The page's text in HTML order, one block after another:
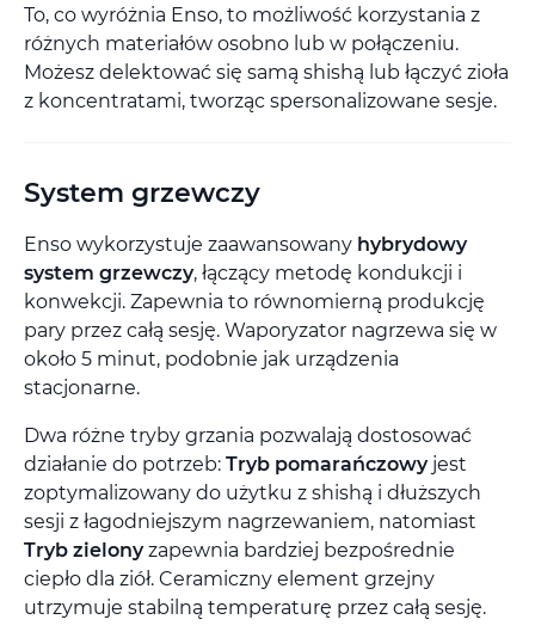
To, co wyróżnia Enso, to możliwość korzystania z
różnych materiałów osobno lub w połączeniu.
Możesz delektować się samą shishą lub łączyć zioła
z koncentratami, tworząc spersonalizowane sesje.
System grzewczy
Enso wykorzystuje zaawansowany hybrydowy
system grzewczy, łączący metodę kondukcji i
konwekcji. Zapewnia to równomierną produkcję
pary przez całą sesję. Waporyzator nagrzewa się w
około 5 minut, podobnie jak urządzenia
stacjonarne.
Dwa różne tryby grzania pozwalają dostosować
działanie do potrzeb: Tryb pomarańczowyjest
zoptymalizowany do użytku z shishą i dłuższych
sesji z łagodniejszym nagrzewaniem, natomiast
Tryb zielonyzapewnia bardziej bezpośrednie
ciepło dla ziół. Ceramiczny element grzejny
utrzymuje stabilną temperaturę przez całą sesję.